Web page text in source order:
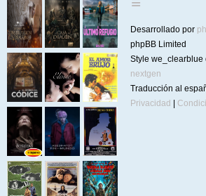
Desarrollado por
phpBB Limited
Style we_clearblue
nextgen
Traducción al
Privacidad